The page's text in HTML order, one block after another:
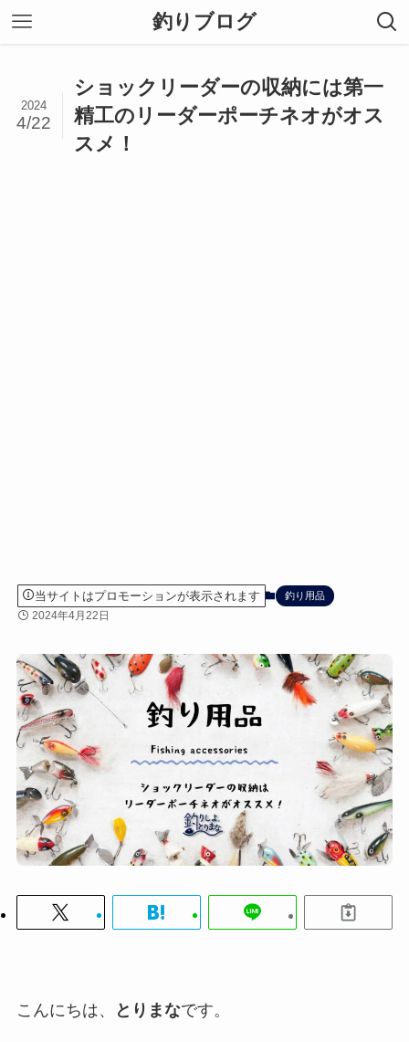
釣りブログ
ショックリーダーの収納には第一
精工のリーダーポーチネオがオス
スメ！
2024
4/22
当サイトはプロモーションが表示されます 釣り用品
2024年4月22日
こんにちは、 とりまなです。